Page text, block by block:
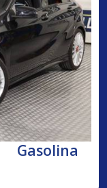
Gasolina